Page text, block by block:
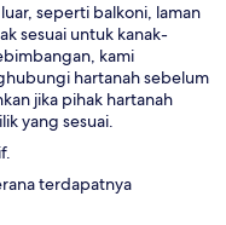
seperti balkoni, laman
sesuai untuk kanak-
kami
hartanah sebelum
jika pihak hartanah
yang sesuai.
terdapatnya